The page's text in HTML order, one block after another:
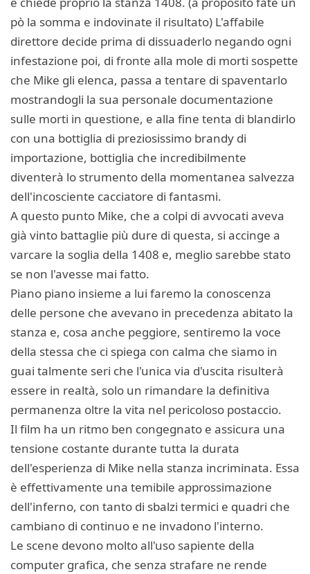
pò la somma e indovinate il risultato) L'affabile
direttore decide prima di dissuaderlo negando ogni
infestazione poi, di fronte alla mole di morti sospette
che Mike gli elenca, passa a tentare di spaventarlo
mostrandogli la sua personale documentazione
sulle morti in questione, e alla fine tenta di blandirlo
con una bottiglia di preziosissimo brandy di
importazione, bottiglia che incredibilmente
diventerà lo strumento della momentanea salvezza
dell'incosciente cacciatore di fantasmi.
A questo punto Mike, che a colpi di avvocati aveva
già vinto battaglie più dure di questa, si accinge a
varcare la soglia della 1408 e, meglio sarebbe stato
se non l'avesse mai fatto.
Piano piano insieme a lui faremo la conoscenza
delle persone che avevano in precedenza abitato la
stanza e, cosa anche peggiore, sentiremo la voce
della stessa che ci spiega con calma che siamo in
guai talmente seri che l'unica via d'uscita risulterà
essere in realtà, solo un rimandare la definitiva
permanenza oltre la vita nel pericoloso postaccio.
Il film ha un ritmo ben congegnato e assicura una
tensione costante durante tutta la durata
dell'esperienza di Mike nella stanza incriminata. Essa
è effettivamente una temibile approssimazione
dell'inferno, con tanto di sbalzi termici e quadri che
cambiano di continuo e ne invadono l'interno.
Le scene devono molto all'uso sapiente della
computer grafica, che senza strafare ne rende